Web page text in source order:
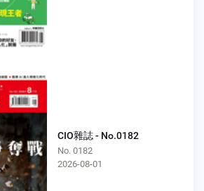
CIO雜誌 - No.0182
No. 0182
2026-08-01